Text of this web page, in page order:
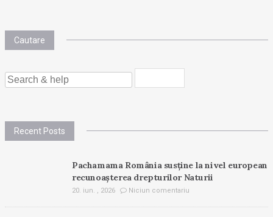
Cautare
SEARCH
FOR:
Recent Posts
Pachamama România susține la nivel european
recunoașterea drepturilor Naturii
20. iun. , 2026 Niciun comentariu